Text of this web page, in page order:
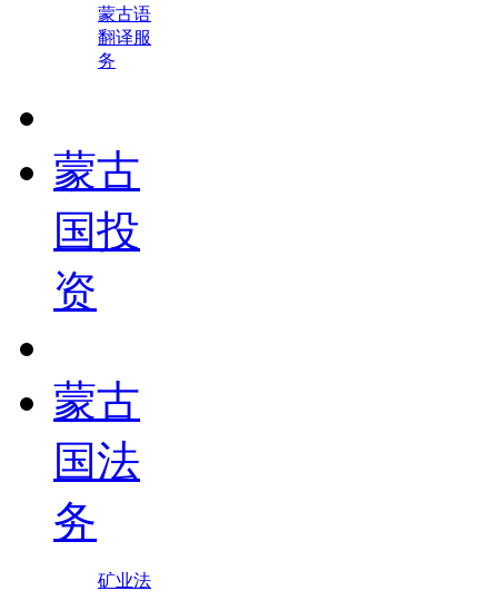
蒙古语
翻译服
务
蒙古
国投
资
蒙古
国法
务
矿业法